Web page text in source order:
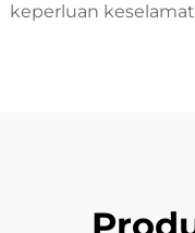
keperluan